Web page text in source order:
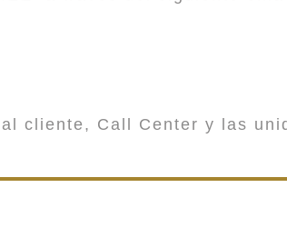
cliente, Call Center y las